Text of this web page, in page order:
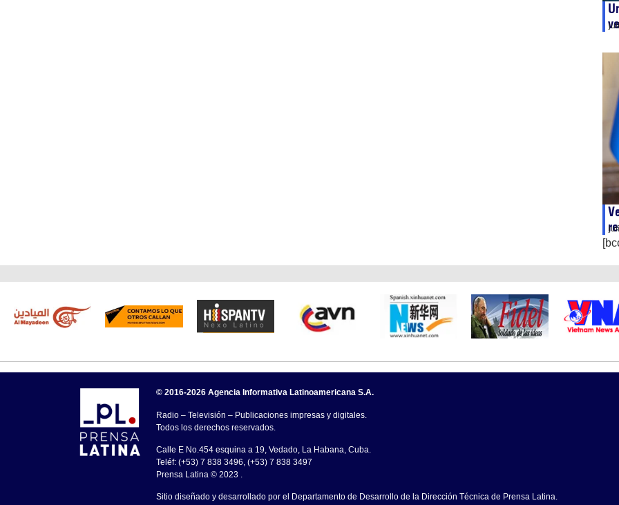
© 2016-2026 Agencia Informativa Latinoamericana S.A.
Radio – Televisión – Publicaciones impresas y digitales.
Todos los derechos reservados.
Calle E No.454 esquina a 19, Vedado, La Habana, Cuba.
Teléf: (+53) 7 838 3496, (+53) 7 838 3497
Prensa Latina © 2023 .
Sitio diseñado y desarrollado por el Departamento de Desarrollo de la Dirección Técnica de Prensa Latina.